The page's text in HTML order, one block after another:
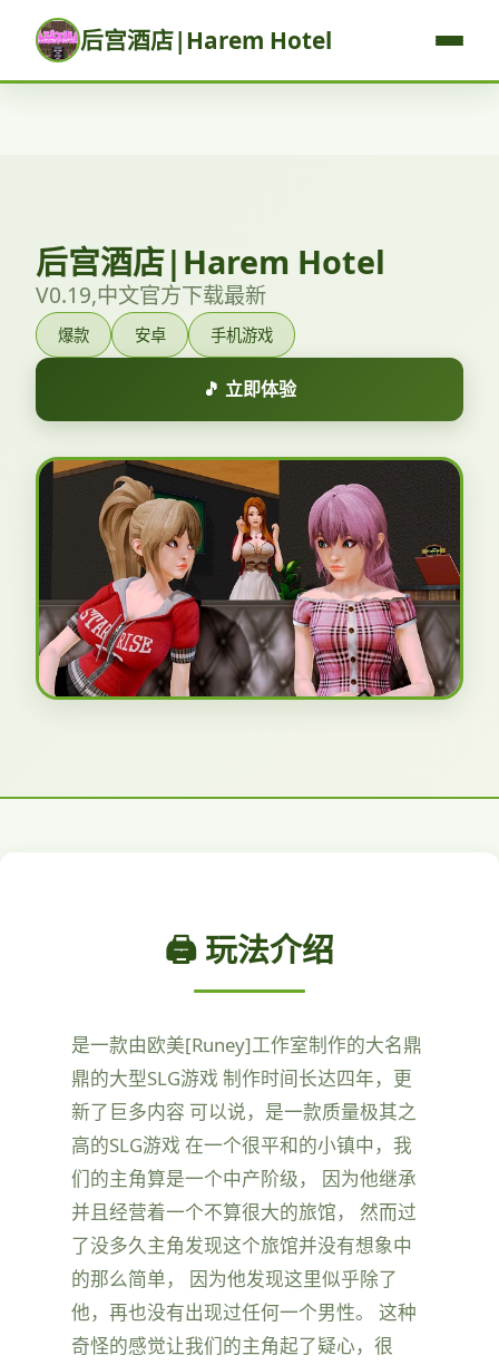
后宫酒店|Harem Hotel
后宫酒店|Harem Hotel
V0.19,中文官方下载最新
爆款 安卓 手机游戏
🎵 立即体验
🖨️ 玩法介绍
是一款由欧美[Runey]工作室制作的大名鼎
鼎的大型SLG游戏 制作时间长达四年，更
新了巨多内容 可以说，是一款质量极其之
高的SLG游戏 在一个很平和的小镇中，我
们的主角算是一个中产阶级， 因为他继承
并且经营着一个不算很大的旅馆， 然而过
了没多久主角发现这个旅馆并没有想象中
的那么简单， 因为他发现这里似乎除了
他，再也没有出现过任何一个男性。 这种
奇怪的感觉让我们的主角起了疑心，很